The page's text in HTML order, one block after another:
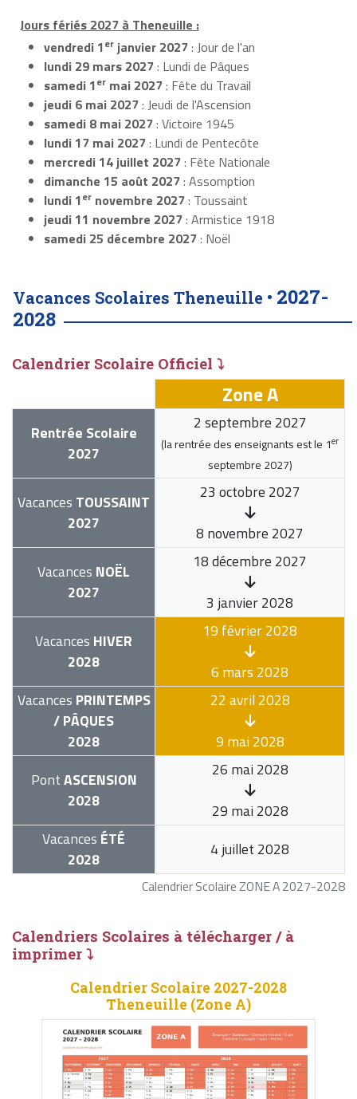
Jours fériés 2027 à Theneuille :
vendredi 1er janvier 2027: Jour de l'an
lundi 29 mars 2027: Lundi de Pâques
samedi 1er mai 2027: Fête du Travail
jeudi 6 mai 2027: Jeudi de l'Ascension
samedi 8 mai 2027: Victoire 1945
lundi 17 mai 2027: Lundi de Pentecôte
mercredi 14 juillet 2027: Fête Nationale
dimanche 15 août 2027: Assomption
lundi 1er novembre 2027: Toussaint
jeudi 11 novembre 2027: Armistice 1918
samedi 25 décembre 2027: Noël
Vacances Scolaires Theneuille • 2027-
2028
Calendrier Scolaire Officiel ⤵
Calendrier Scolaire ZONE A 2027-2028
Zone A
Rentrée Scolaire
2027
2 septembre 2027
(la rentrée des enseignants est le 1er
septembre 2027)
Vacances TOUSSAINT
2027
23 octobre 2027
8 novembre 2027
Vacances NOËL
2027
18 décembre 2027
3 janvier 2028
Vacances HIVER
2028
19 février 2028
6 mars 2028
Vacances PRINTEMPS
/ PÂQUES
2028
22 avril 2028
9 mai 2028
PontASCENSION
2028
26 mai 2028
29 mai 2028
Vacances ÉTÉ
2028
4 juillet 2028
Calendriers Scolaires à télécharger / à
imprimer ⤵
Calendrier Scolaire 2027-2028
Theneuille (Zone A)